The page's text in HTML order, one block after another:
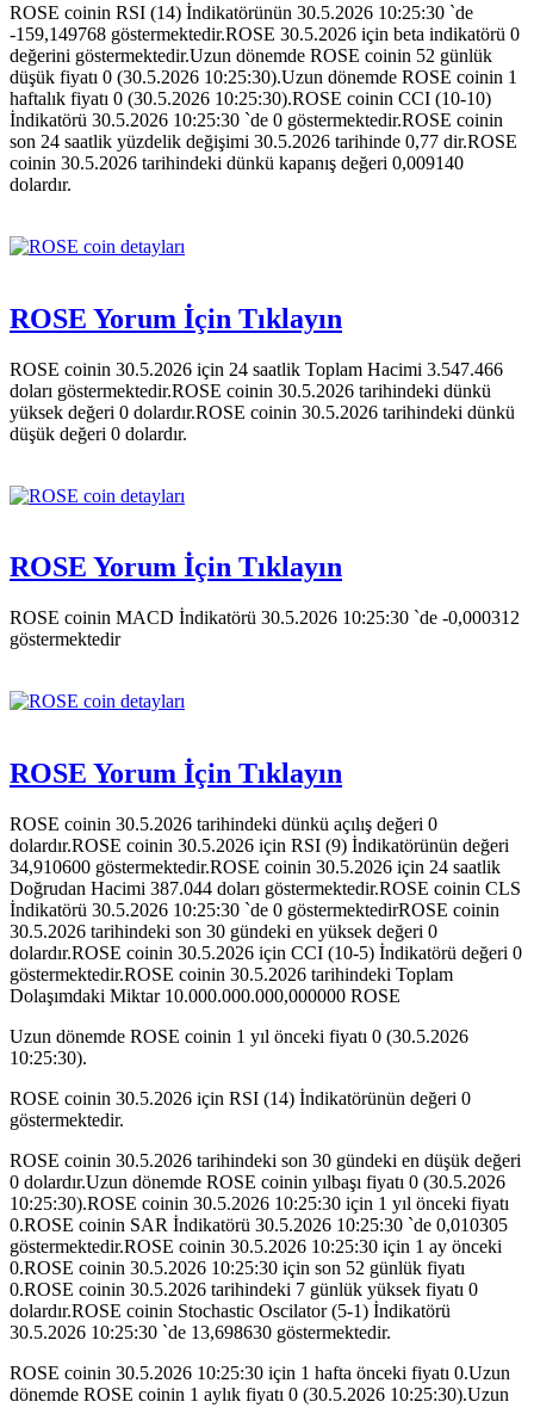
ROSE coinin RSI (14) İndikatörünün 30.5.2026 10:25:30 `de
-159,149768 göstermektedir.ROSE 30.5.2026 için beta indikatörü 0
değerini göstermektedir.Uzun dönemde ROSE coinin 52 günlük
düşük fiyatı 0 (30.5.2026 10:25:30).Uzun dönemde ROSE coinin 1
haftalık fiyatı 0 (30.5.2026 10:25:30).ROSE coinin CCI (10-10)
İndikatörü 30.5.2026 10:25:30 `de 0 göstermektedir.ROSE coinin
son 24 saatlik yüzdelik değişimi 30.5.2026 tarihinde 0,77 dir.ROSE
coinin 30.5.2026 tarihindeki dünkü kapanış değeri 0,009140
dolardır.
ROSE Yorum İçin Tıklayın
ROSE coinin 30.5.2026 için 24 saatlik Toplam Hacimi 3.547.466
doları göstermektedir.ROSE coinin 30.5.2026 tarihindeki dünkü
yüksek değeri 0 dolardır.ROSE coinin 30.5.2026 tarihindeki dünkü
düşük değeri 0 dolardır.
ROSE Yorum İçin Tıklayın
ROSE coinin MACD İndikatörü 30.5.2026 10:25:30 `de -0,000312
göstermektedir
ROSE Yorum İçin Tıklayın
ROSE coinin 30.5.2026 tarihindeki dünkü açılış değeri 0
dolardır.ROSE coinin 30.5.2026 için RSI (9) İndikatörünün değeri
34,910600 göstermektedir.ROSE coinin 30.5.2026 için 24 saatlik
Doğrudan Hacimi 387.044 doları göstermektedir.ROSE coinin CLS
İndikatörü 30.5.2026 10:25:30 `de 0 göstermektedirROSE coinin
30.5.2026 tarihindeki son 30 gündeki en yüksek değeri 0
dolardır.ROSE coinin 30.5.2026 için CCI (10-5) İndikatörü değeri 0
göstermektedir.ROSE coinin 30.5.2026 tarihindeki Toplam
Dolaşımdaki Miktar 10.000.000.000,000000 ROSE
Uzun dönemde ROSE coinin 1 yıl önceki fiyatı 0 (30.5.2026
10:25:30).
ROSE coinin 30.5.2026 için RSI (14) İndikatörünün değeri 0
göstermektedir.
ROSE coinin 30.5.2026 tarihindeki son 30 gündeki en düşük değeri
0 dolardır.Uzun dönemde ROSE coinin yılbaşı fiyatı 0 (30.5.2026
10:25:30).ROSE coinin 30.5.2026 10:25:30 için 1 yıl önceki fiyatı
0.ROSE coinin SAR İndikatörü 30.5.2026 10:25:30 `de 0,010305
göstermektedir.ROSE coinin 30.5.2026 10:25:30 için 1 ay önceki
0.ROSE coinin 30.5.2026 10:25:30 için son 52 günlük fiyatı
0.ROSE coinin 30.5.2026 tarihindeki 7 günlük yüksek fiyatı 0
dolardır.ROSE coinin Stochastic Oscilator (5-1) İndikatörü
30.5.2026 10:25:30 `de 13,698630 göstermektedir.
ROSE coinin 30.5.2026 10:25:30 için 1 hafta önceki fiyatı 0.Uzun
dönemde ROSE coinin 1 aylık fiyatı 0 (30.5.2026 10:25:30).Uzun